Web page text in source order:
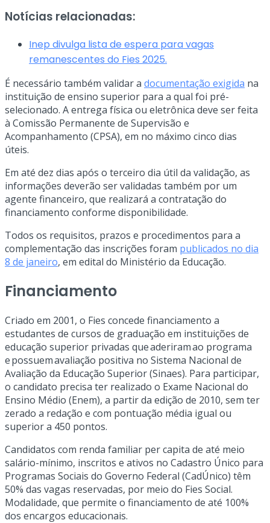
Notícias relacionadas:
Inep divulga lista de espera para vagas
remanescentes do Fies 2025.
É necessário também validar a documentação exigida na
instituição de ensino superior para a qual foi pré-
selecionado. A entrega física ou eletrônica deve ser feita
à Comissão Permanente de Supervisão e
Acompanhamento (CPSA), em no máximo cinco dias
úteis.
Em até dez dias após o terceiro dia útil da validação, as
informações deverão ser validadas também por um
agente financeiro, que realizará a contratação do
financiamento conforme disponibilidade.
Todos os requisitos, prazos e procedimentos para a
complementação das inscrições foram publicados no dia
8 de janeiro, em edital do Ministério da Educação.
Financiamento
Criado em 2001, o Fies concede financiamento a
estudantes de cursos de graduação em instituições de
educação superior privadas que aderiram ao programa
e possuem avaliação positiva no Sistema Nacional de
Avaliação da Educação Superior (Sinaes). Para participar,
o candidato precisa ter realizado o Exame Nacional do
Ensino Médio (Enem), a partir da edição de 2010, sem ter
zerado a redação e com pontuação média igual ou
superior a 450 pontos.
Candidatos com renda familiar per capita de até meio
salário-mínimo, inscritos e ativos no Cadastro Único para
Programas Sociais do Governo Federal (CadÚnico) têm
50% das vagas reservadas, por meio do Fies Social.
Modalidade, que permite o financiamento de até 100%
dos encargos educacionais.